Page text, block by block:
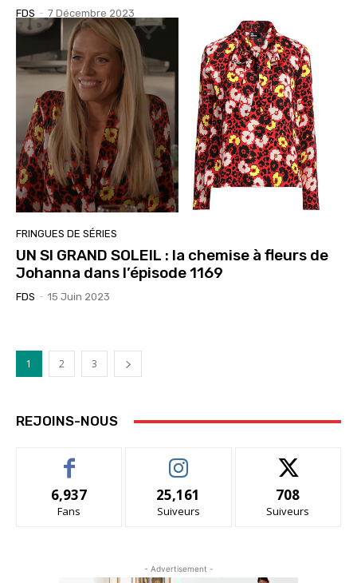
FDS - 7 Décembre 2023
FRINGUES DE SÉRIES
UN SI GRAND SOLEIL : la chemise à fleurs de
Johanna dans l’épisode 1169
FDS - 15 Juin 2023
1 2 3
REJOINS-NOUS
6,937
Fans
25,161
Suiveurs
708
Suiveurs
- Advertisement -